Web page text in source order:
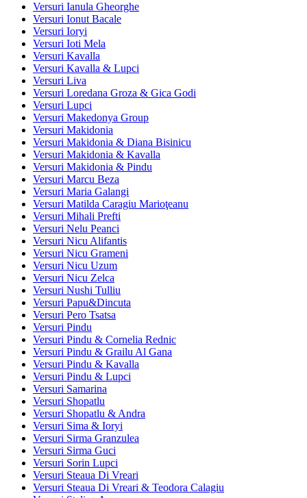
Versuri Ianula Gheorghe
Versuri Ionut Bacale
Versuri Ioryi
Versuri Ioti Mela
Versuri Kavalla
Versuri Kavalla & Lupci
Versuri Liva
Versuri Loredana Groza & Gica Godi
Versuri Lupci
Versuri Makedonya Group
Versuri Makidonia
Versuri Makidonia & Diana Bisinicu
Versuri Makidonia & Kavalla
Versuri Makidonia & Pindu
Versuri Marcu Beza
Versuri Maria Galangi
Versuri Matilda Caragiu Marioţeanu
Versuri Mihali Prefti
Versuri Nelu Peanci
Versuri Nicu Alifantis
Versuri Nicu Grameni
Versuri Nicu Uzum
Versuri Nicu Zelca
Versuri Nushi Tulliu
Versuri Papu&Dincuta
Versuri Pero Tsatsa
Versuri Pindu
Versuri Pindu & Cornelia Rednic
Versuri Pindu & Grailu Al Gana
Versuri Pindu & Kavalla
Versuri Pindu & Lupci
Versuri Samarina
Versuri Shopatlu
Versuri Shopatlu & Andra
Versuri Sima & Ioryi
Versuri Sirma Granzulea
Versuri Sirma Guci
Versuri Sorin Lupci
Versuri Steaua Di Vreari
Versuri Steaua Di Vreari & Teodora Calagiu